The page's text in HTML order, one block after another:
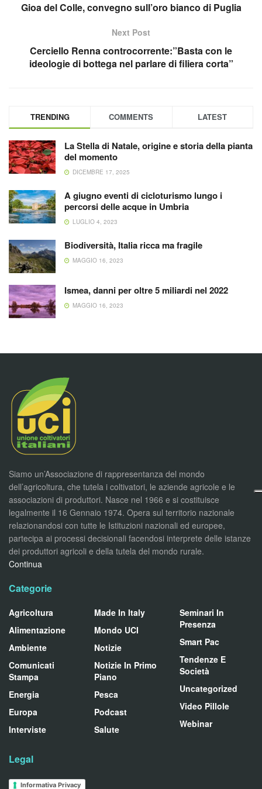
Gioa del Colle, convegno sull’oro bianco di Puglia
Next Post
Cerciello Renna controcorrente:”Basta con le
ideologie di bottega nel parlare di filiera corta”
TRENDING COMMENTS LATEST
La Stella di Natale, origine e storia della pianta
del momento
DICEMBRE 17, 2025
A giugno eventi di cicloturismo lungo i
percorsi delle acque in Umbria
LUGLIO 4, 2023
Biodiversità, Italia ricca ma fragile
MAGGIO 16, 2023
Ismea, danni per oltre 5 miliardi nel 2022
MAGGIO 16, 2023
Siamo un’Associazione di rappresentanza del mondo
dell’agricoltura, che tutela i coltivatori, le aziende agricole e le
associazioni di produttori. Nasce nel 1966 e si costituisce
legalmente il 16 Gennaio 1974. Opera sul territorio nazionale
relazionandosi con tutte le Istituzioni nazionali ed europee,
partecipa ai processi decisionali facendosi interprete delle istanze
dei produttori agricoli e della tutela del mondo rurale.
Continua
Categorie
Agricoltura
Alimentazione
Ambiente
Comunicati
Stampa
Energia
Europa
Interviste
Made In Italy
Mondo UCI
Notizie
Notizie In Primo
Piano
Pesca
Podcast
Salute
Seminari In
Presenza
Smart Pac
Tendenze E
Società
Uncategorized
Video Pillole
Webinar
Legal
Informativa Privacy